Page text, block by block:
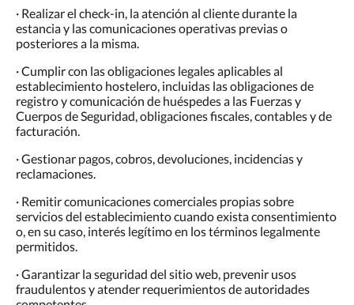
· Realizar el check-in, la atención al cliente durante la
estancia y las comunicaciones operativas previas o
posteriores a la misma.
· Cumplir con las obligaciones legales aplicables al
establecimiento hostelero, incluidas las obligaciones de
registro y comunicación de huéspedes a las Fuerzas y
Cuerpos de Seguridad, obligaciones fiscales, contables y de
facturación.
· Gestionar pagos, cobros, devoluciones, incidencias y
reclamaciones.
· Remitir comunicaciones comerciales propias sobre
servicios del establecimiento cuando exista consentimiento
o, en su caso, interés legítimo en los términos legalmente
permitidos.
· Garantizar la seguridad del sitio web, prevenir usos
fraudulentos y atender requerimientos de autoridades